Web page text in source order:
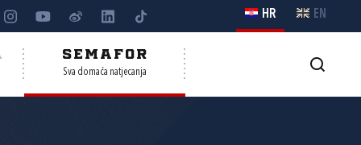
HR EN
SEMAFOR
Sva domaća natjecanja